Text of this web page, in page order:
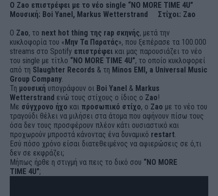
Ο Zao επιστρέφει με το νέο single “NO MORE TIME 4U”
Μουσική: Boi Yanel, Markus Wetterstrand Στίχοι: Zao
O Zao, το next hot thing της rap σκηνής, μετά την
κυκλοφορία του «Μην Τα Παρατάς», που ξεπέρασε τα 100.000
streams στο Spotify επιστρέφει και μας παρουσιάζει το νέο
του single με τίτλο “NO MORE TIME 4U”, το οποίο κυκλοφορεί
από τη Slaughter Records & τη Minos EMI, a Universal Music
Group Company.
Τη μουσική υπογράφουν οι Boi Yanel & Markus
Wetterstrand ενώ τους στίχους ο ίδιος ο Zao!
Με σύγχρονο ήχο και προσωπικό στίχο, ο Zao με το νέο του
τραγούδι θέλει να μιλήσει στα άτομα που αφήνουν πίσω τους
όσα δεν τους προσφέρουν πλέον κάτι ουσιαστικό και
προχωρούν μπροστά κάνοντας ένα δυναμικό restart.
Εσύ πόσο χρόνο είσαι διατεθειμένος να αφιερώσεις σε ό,τι
δεν σε εκφράζει;
Μήπως ήρθε η στιγμή να πεις το δικό σου “NO MORE
TIME 4U”;